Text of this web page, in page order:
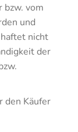
bzw. vom
und
nicht
der
den Käufer